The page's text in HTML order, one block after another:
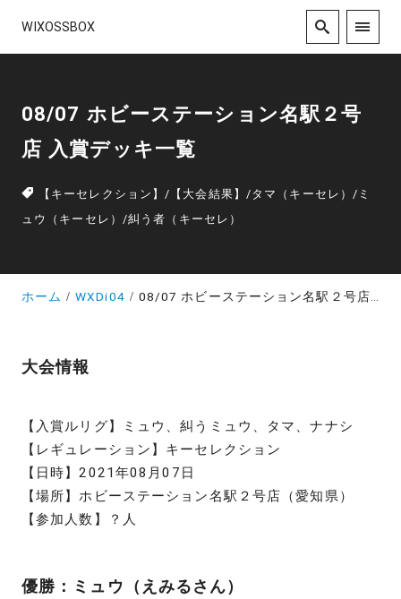
WIXOSSBOX
08/07 ホビーステーション名駅２号
店 入賞デッキ一覧
【キーセレクション】/ 【大会結果】 /タマ（キーセレ）/ ミ
ュウ（キーセレ） /糾う者（キーセレ）
ホーム WXDi04 08/07 ホビーステーション名駅２号店 入賞デッキ一覧
大会情報
【入賞ルリグ】ミュウ、糾うミュウ、タマ、ナナシ
【レギュレーション】キーセレクション
【日時】2021年08月07日
【場所】ホビーステーション名駅２号店（愛知県）
【参加人数】？人
優勝：ミュウ（えみるさん）